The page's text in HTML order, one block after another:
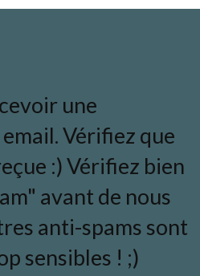
une
Vérifiez que
:) Vérifiez bien
avant de nous
anti-spams sont
sensibles ! ;)